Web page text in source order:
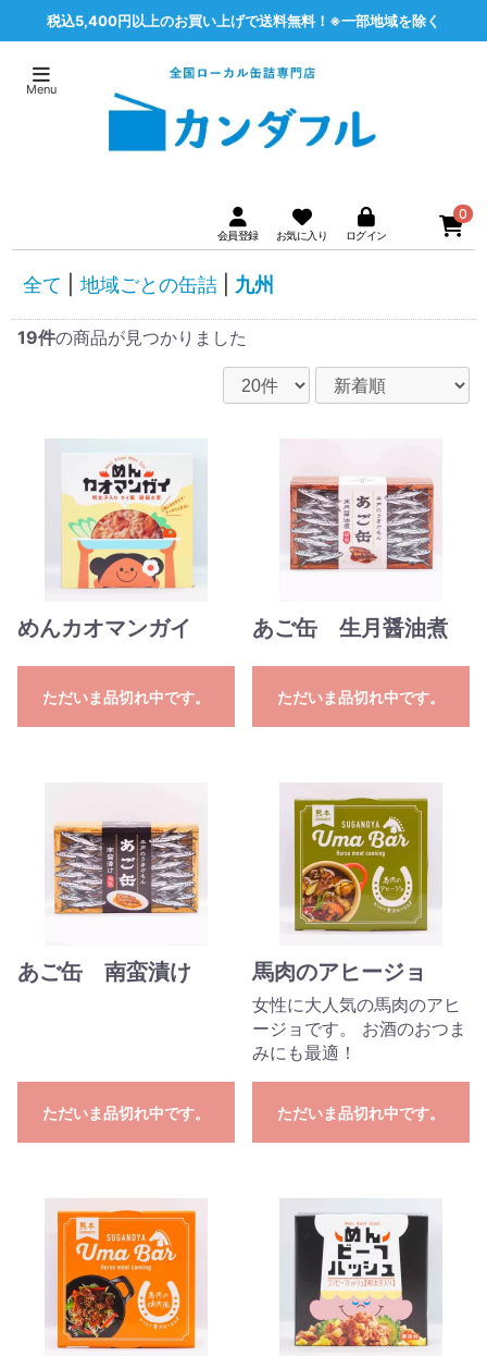
税込5,400円以上のお買い上げで送料無料！※一部地域を除く
0
全て 地域ごとの缶詰 九州
19件の商品が見つかりました
めんカオマンガイ
ただいま品切れ中です。
あご缶 生月醤油煮
ただいま品切れ中です。
あご缶 南蛮漬け
ただいま品切れ中です。
馬肉のアヒージョ
女性に大人気の馬肉のアヒ
ージョです。 お酒のおつま
みにも最適！
ただいま品切れ中です。